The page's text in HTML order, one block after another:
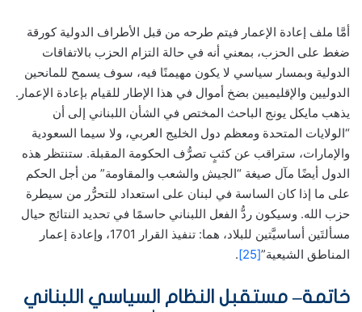
أمَّا ملف إعادة الإعمار فيتم طرحه من قبل الأطراف الدولية كورقة
ضغط على الحزب، بمعني أنه في حالة التزام الحزب بالاتفاقات
الدولية وبمسار سياسي لا يكون مهيمنًا فيه، سوف يسمح للمانحين
الدوليين والإقليميين بضخ أموال في هذا الإطار للقيام بإعادة الإعمار.
يذهب مايكل يونج الباحث المختص في الشأن اللبناني إلى أن
“الولايات المتحدة ومعظم دول الخليج العربي، ولا سيما السعودية
والإمارات، ستراقب عن كثبٍ تصرُّف الحكومة المقبلة. ستنتظر هذه
الدول أيضًا مآل صيغة “الجيش والشعب والمقاومة” من أجل الحكم
على ما إذا كان الساسة في لبنان على استعداد للتحرُّر من سيطرة
حزب الله. وسيكون ردُّ الفعل اللبناني حاسمًا في تحديد النتائج حيال
مسألتَين أساسيَّتين للبلاد، هما: تنفيذ القرار 1701، وإعادة إعمار
المناطق الشيعية”[25]
.
خاتمة– مستقبل النظام السياسي اللبناني